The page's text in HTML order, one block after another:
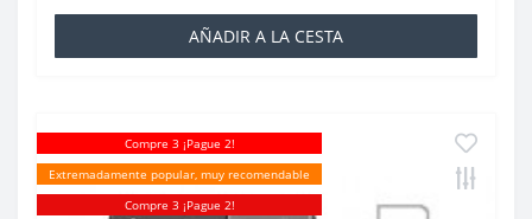
AÑADIR A LA CESTA
Compre 3 ¡Pague 2!
Extremadamente popular, muy recomendable
Compre 3 ¡Pague 2!